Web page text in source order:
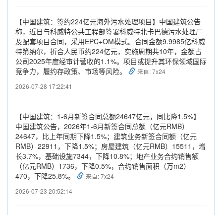
【中国建筑：签约224亿元海外污水处理项目】中国建筑公告
称，近日与科威特公共工程部签署科威特北卡巴德污水处理厂
及配套项目合同，采用EPC+OM模式。合同金额9.9985亿科威
特第纳尔，折合人民币约224亿元，实施周期共10年，金额占
公司2025年度经审计营收的1.1%。项目或提升其环保领域国际
竞争力，履约存政策、市场等风险。
来自: 7x24
2026-07-28 17:22:41
【中国建筑：1-6月新签合同总额24647亿元，同比降1.5%】
中国建筑公告，2026年1-6月新签合同总额（亿元RMB）
24647，比上年同期下降1.5%；建筑业务新签合同额（亿元
RMB）22911，下降1.5%；房屋建筑（亿元RMB）15511，增
长3.7%，基础设施7344，下降10.8%；地产业务合约销售额
（亿元RMB）1736，下降0.5%，合约销售面积（万m2）
470，下降25.8%。
来自: 7x24
2026-07-23 20:52:14